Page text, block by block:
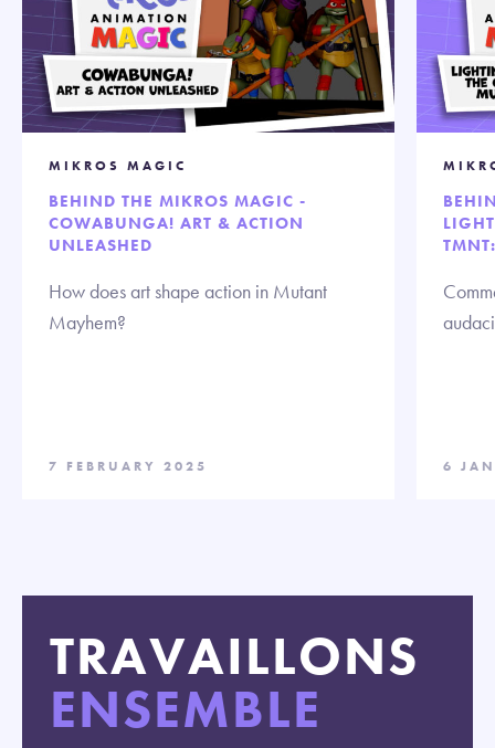
MIKROS MAGIC
BEHIND THE MIKROS MAGIC -
COWABUNGA! ART & ACTION
UNLEASHED
How does art shape action in Mutant
Mayhem?
7 FEBRUARY 2025 6
TRAVAILLONS
ENSEMBLE